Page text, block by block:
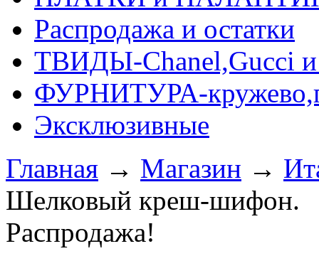
Распродажа и остатки
ТВИДЫ-Сhanel,Gucci и
ФУРНИТУРА-
Эксклюзивные
Главная → Магазин →
Шелковый креш-шифон.
Распродажа!